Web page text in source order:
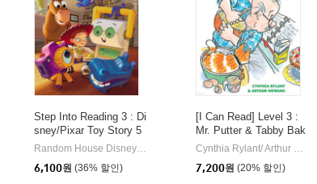
| Random House Disney
Step Into Reading 3 : Di
sney/Pixar Toy Story 5
: Team Up!
Random House Disney/ Disney Storybook Art Team (ILT) |
6,100원 (36% 할인)
[I Can Read] Level 3 :
Mr. Putter & Tabby Bak
e the Cake
Cynthia Rylant/ Arthur Howard (ILT)
7,200원 (20% 할인)